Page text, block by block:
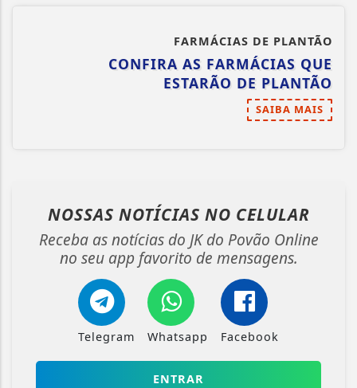
FARMÁCIAS DE PLANTÃO
CONFIRA AS FARMÁCIAS QUE
ESTARÃO DE PLANTÃO
SAIBA MAIS
NOSSAS NOTÍCIAS NO CELULAR
Receba as notícias do JK do Povão Online
no seu app favorito de mensagens.
Telegram Whatsapp Facebook
ENTRAR